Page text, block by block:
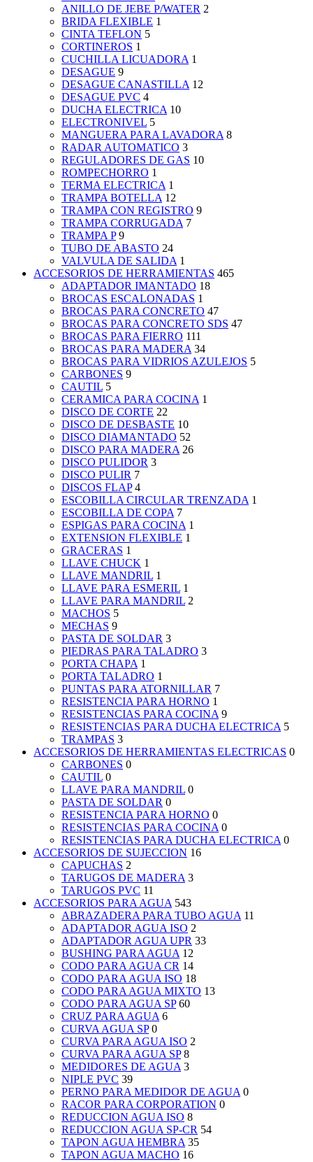
ANILLO DE JEBE P/WATER 2
BRIDA FLEXIBLE 1
CINTA TEFLON 5
CORTINEROS 1
CUCHILLA LICUADORA 1
DESAGUE 9
DESAGUE CANASTILLA 12
DESAGUE PVC 4
DUCHA ELECTRICA 10
ELECTRONIVEL 5
MANGUERA PARA LAVADORA 8
RADAR AUTOMATICO 3
REGULADORES DE GAS 10
ROMPECHORRO 1
TERMA ELECTRICA 1
TRAMPA BOTELLA 12
TRAMPA CON REGISTRO 9
TRAMPA CORRUGADA 7
TRAMPA P 9
TUBO DE ABASTO 24
VALVULA DE SALIDA 1
ACCESORIOS DE HERRAMIENTAS 465
ADAPTADOR IMANTADO 18
BROCAS ESCALONADAS 1
BROCAS PARA CONCRETO 47
BROCAS PARA CONCRETO SDS 47
BROCAS PARA FIERRO 111
BROCAS PARA MADERA 34
BROCAS PARA VIDRIOS AZULEJOS 5
CARBONES 9
CAUTIL 5
CERAMICA PARA COCINA 1
DISCO DE CORTE 22
DISCO DE DESBASTE 10
DISCO DIAMANTADO 52
DISCO PARA MADERA 26
DISCO PULIDOR 3
DISCO PULIR 7
DISCOS FLAP 4
ESCOBILLA CIRCULAR TRENZADA 1
ESCOBILLA DE COPA 7
ESPIGAS PARA COCINA 1
EXTENSION FLEXIBLE 1
GRACERAS 1
LLAVE CHUCK 1
LLAVE MANDRIL 1
LLAVE PARA ESMERIL 1
LLAVE PARA MANDRIL 2
MACHOS 5
MECHAS 9
PASTA DE SOLDAR 3
PIEDRAS PARA TALADRO 3
PORTA CHAPA 1
PORTA TALADRO 1
PUNTAS PARA ATORNILLAR 7
RESISTENCIA PARA HORNO 1
RESISTENCIAS PARA COCINA 9
RESISTENCIAS PARA DUCHA ELECTRICA 5
TRAMPAS 3
ACCESORIOS DE HERRAMIENTAS ELECTRICAS 0
CARBONES 0
CAUTIL 0
LLAVE PARA MANDRIL 0
PASTA DE SOLDAR 0
RESISTENCIA PARA HORNO 0
RESISTENCIAS PARA COCINA 0
RESISTENCIAS PARA DUCHA ELECTRICA 0
ACCESORIOS DE SUJECCION 16
CAPUCHAS 2
TARUGOS DE MADERA 3
TARUGOS PVC 11
ACCESORIOS PARA AGUA 543
ABRAZADERA PARA TUBO AGUA 11
ADAPTADOR AGUA ISO 2
ADAPTADOR AGUA UPR 33
BUSHING PARA AGUA 12
CODO PARA AGUA CR 14
CODO PARA AGUA ISO 18
CODO PARA AGUA MIXTO 13
CODO PARA AGUA SP 60
CRUZ PARA AGUA 6
CURVA AGUA SP 0
CURVA PARA AGUA ISO 2
CURVA PARA AGUA SP 8
MEDIDORES DE AGUA 3
NIPLE PVC 39
PERNO PARA MEDIDOR DE AGUA 0
RACOR PARA CORPORATION 0
REDUCCION AGUA ISO 8
REDUCCION AGUA SP-CR 54
TAPON AGUA HEMBRA 35
TAPON AGUA MACHO 16